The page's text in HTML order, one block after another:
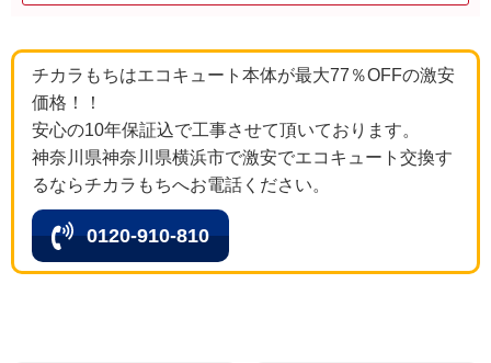
チカラもちはエコキュート本体が最大77％OFFの激安
価格！！
安心の10年保証込で工事させて頂いております。
神奈川県神奈川県横浜市で激安でエコキュート交換す
るならチカラもちへお電話ください。
0120-910-810